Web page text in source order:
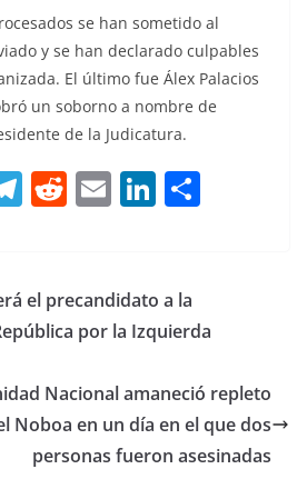
se han sometido al
y se han declarado culpables
El último fue Álex Palacios
un soborno a nombre de
de la Judicatura.
T
gr
a
R
di
t
E
l
Li
e
dI ar
el precandidato a la
por la Izquierda
Nacional amaneció repleto
Noboa en un día en el que dos
personas fueron asesinadas